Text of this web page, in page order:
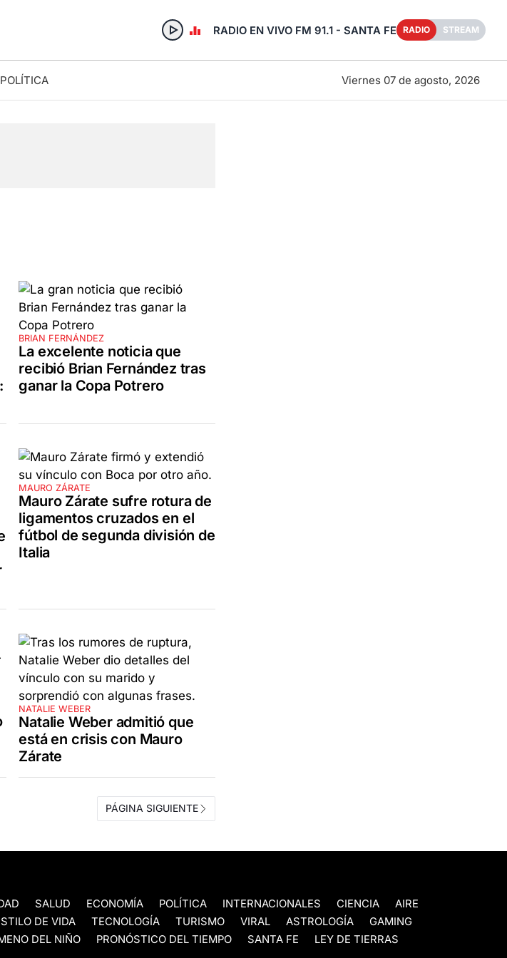
RADIO EN VIVO FM 91.1 - SANTA FE RADIO STREAM
POLÍTICA Viernes 07 de agosto, 2026
BRIAN FERNÁNDEZ
La excelente noticia que
recibió Brian Fernández tras
ganar la Copa Potrero
MAURO ZÁRATE
Mauro Zárate sufre rotura de
ligamentos cruzados en el
fútbol de segunda división de
Italia
NATALIE WEBER
Natalie Weber admitió que
está en crisis con Mauro
Zárate
PÁGINA SIGUIENTE
SALUD ECONOMÍA POLÍTICA INTERNACIONALES CIENCIA
AIRE
DE VIDA TECNOLOGÍA TURISMO VIRAL ASTROLOGÍA
GAMING
DEL NIÑO PRONÓSTICO DEL TIEMPO SANTA FE
LEY DE TIERRAS